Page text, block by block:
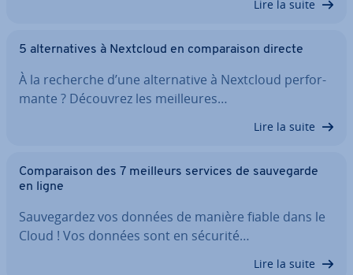
Lire la suite
5 al­ter­na­tives à Nextcloud en com­pa­rai­son directe
À la recherche d’une al­ter­na­tive à Nextcloud per­for­
mante ? Découvrez les meil­leures…
Lire la suite
Com­pa­rai­son des 7 meilleurs services de sau­ve­garde
en ligne
Sau­ve­gar­dez vos données de manière fiable dans le
Cloud ! Vos données sont en sécurité…
Lire la suite